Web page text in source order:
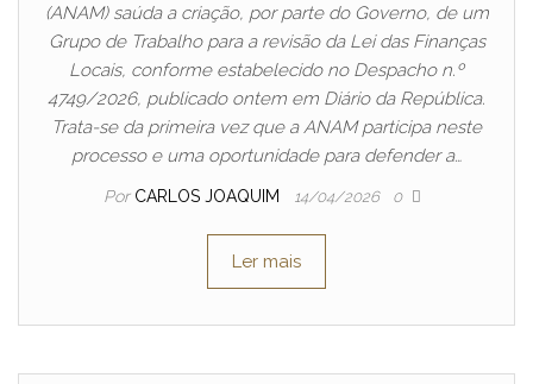
(ANAM) saúda a criação, por parte do Governo, de um
Grupo de Trabalho para a revisão da Lei das Finanças
Locais, conforme estabelecido no Despacho n.º
4749/2026, publicado ontem em Diário da República.
Trata-se da primeira vez que a ANAM participa neste
processo e uma oportunidade para defender a…
Por CARLOS JOAQUIM 14/04/2026 0
Ler mais